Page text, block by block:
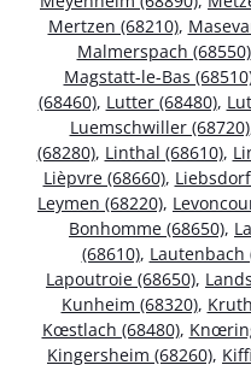
Mertzen (68210),
Malmerspach (68550)
Magstatt-le-Bas
(68460), Lutter (68480),
Luemschwiller (68720)
(68280), Linthal (68610),
Lièpvre (68660),
Leymen (68220),
Bonhomme (68650),
(68610), Lautenbach
Lapoutroie (68650),
Kunheim (68320),
Kœstlach (68480),
Kingersheim (68260),